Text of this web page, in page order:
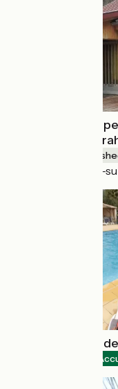
Appartement 6
Sébastien et
Lodgings and
Saint-Maurice-
La Grande